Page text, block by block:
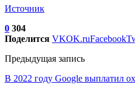
Источник
0 304
Поделится VKOK.ruFacebook
Предыдущая запись
В 2022 году Google выплатил